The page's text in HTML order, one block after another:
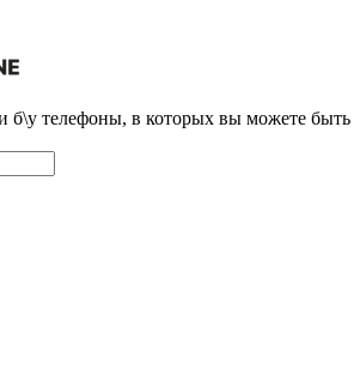
телефоны, в которых вы можете быть